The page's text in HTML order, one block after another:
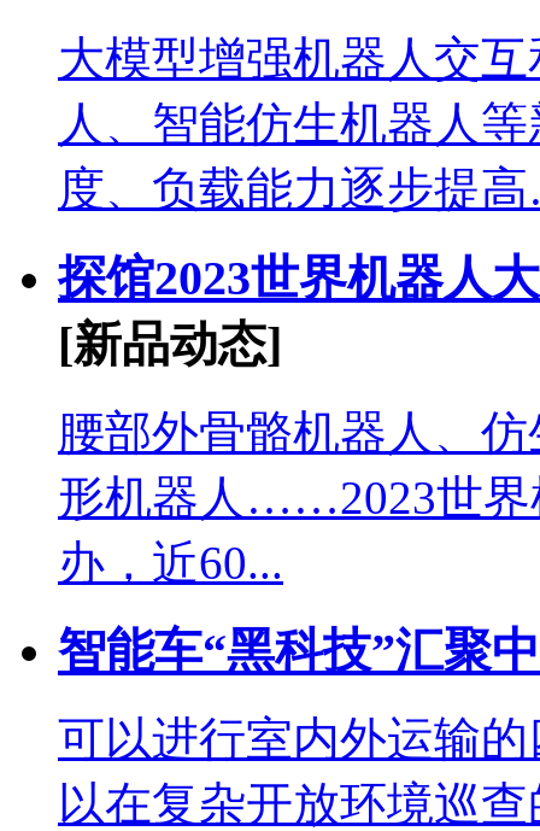
大模型增强机器人交
人、智能仿生机器人
度、负载能力逐步提
探馆2023世界机器人
[新品动态]
腰部外骨骼机器人、
形机器人……2023世界
办，近60...
智能车“黑科技”汇聚
可以进行室内外运输
以在复杂开放环境巡